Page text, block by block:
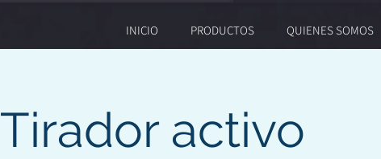
INICIO PRODUCTOS QUIENES SOMOS
Tirador activo